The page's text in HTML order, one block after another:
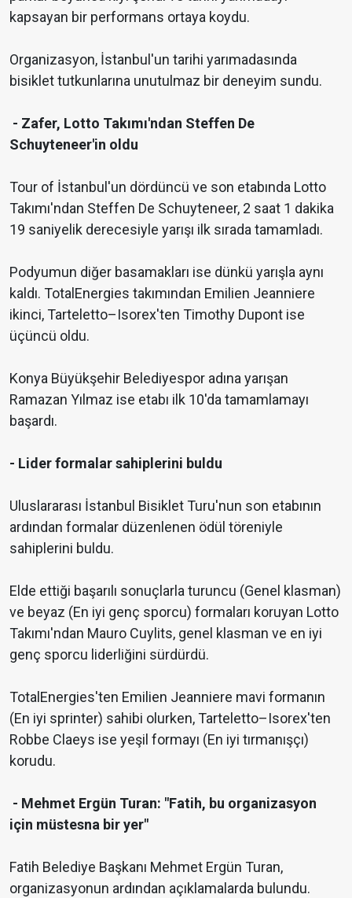
kapsayan bir performans ortaya koydu.
Organizasyon, İstanbul'un tarihi yarımadasında
bisiklet tutkunlarına unutulmaz bir deneyim sundu.
- Zafer, Lotto Takımı'ndan Steffen De
Schuyteneer'in oldu
Tour of İstanbul'un dördüncü ve son etabında Lotto
Takımı'ndan Steffen De Schuyteneer, 2 saat 1 dakika
19 saniyelik derecesiyle yarışı ilk sırada tamamladı.
Podyumun diğer basamakları ise dünkü yarışla aynı
kaldı. TotalEnergies takımından Emilien Jeanniere
ikinci, Tarteletto–Isorex'ten Timothy Dupont ise
üçüncü oldu.
Konya Büyükşehir Belediyespor adına yarışan
Ramazan Yılmaz ise etabı ilk 10'da tamamlamayı
başardı.
- Lider formalar sahiplerini buldu
Uluslararası İstanbul Bisiklet Turu'nun son etabının
ardından formalar düzenlenen ödül töreniyle
sahiplerini buldu.
Elde ettiği başarılı sonuçlarla turuncu (Genel klasman)
ve beyaz (En iyi genç sporcu) formaları koruyan Lotto
Takımı'ndan Mauro Cuylits, genel klasman ve en iyi
genç sporcu liderliğini sürdürdü.
TotalEnergies'ten Emilien Jeanniere mavi formanın
(En iyi sprinter) sahibi olurken, Tarteletto–Isorex'ten
Robbe Claeys ise yeşil formayı (En iyi tırmanışçı)
korudu.
- Mehmet Ergün Turan: "Fatih, bu organizasyon
için müstesna bir yer"
Fatih Belediye Başkanı Mehmet Ergün Turan,
organizasyonun ardından açıklamalarda bulundu.